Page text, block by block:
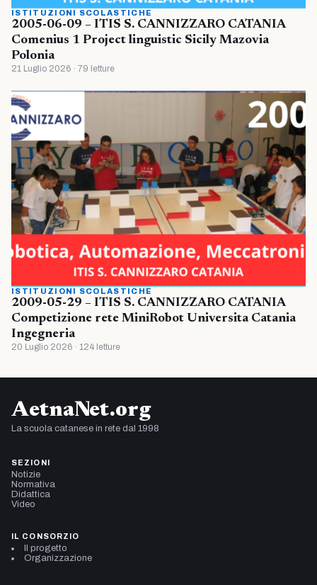
ISTITUZIONI SCOLASTICHE
2005-06-09 – ITIS S. CANNIZZARO CATANIA
Comenius 1 Project linguistic Sicily Mazovia
Polonia
21 Luglio 2026 · 79 letture
ISTITUZIONI SCOLASTICHE
2009-05-29 – ITIS S. CANNIZZARO CATANIA
Competizione rete MiniRobot Universita Catania
Ingegneria
20 Luglio 2026 · 124 letture
AetnaNet.org
La scuola catanese in rete dal 1998
SEZIONI
Notizie
Normativa
Didattica
Video
IL CONSORZIO
Il progetto
Organizzazione